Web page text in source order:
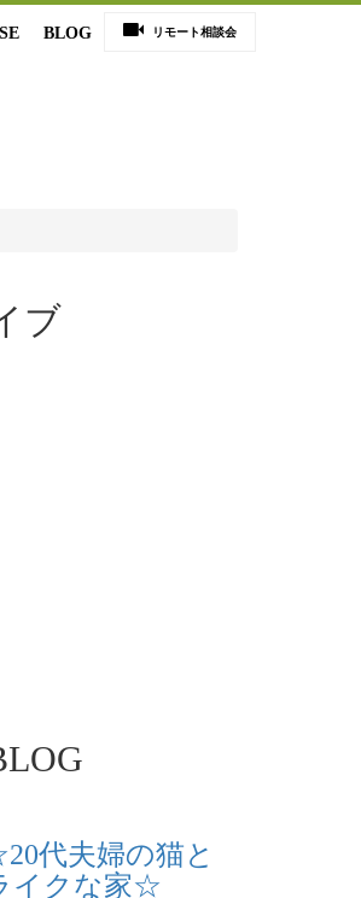
リモート相談会
BLOG
ブ
代夫婦の猫と
イクな家☆